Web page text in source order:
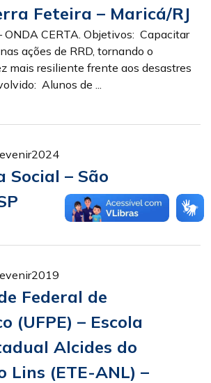
Feteira – Maricá/RJ
ONDA CERTA. Objetivos: Capacitar
ações de RRD, tornando o
mais resiliente frente aos desastres
Alunos de ...
– São
Federal de
(UFPE) – Escola
Alcides do
Lins (ETE-ANL) –